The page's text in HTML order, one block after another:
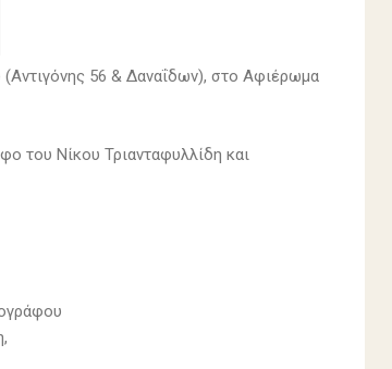
56 & Δαναΐδων), στο Αφιέρωμα
του Νίκου Τριανταφυλλίδη και